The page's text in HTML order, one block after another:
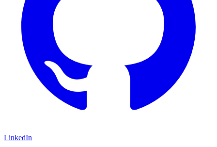
LinkedIn